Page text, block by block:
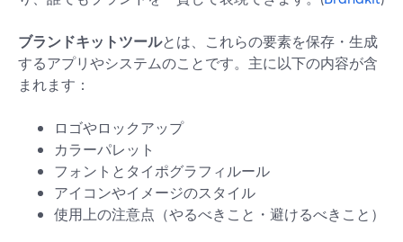
ブランドキットツールとは、これらの要素を保存・生成
するアプリやシステムのことです。主に以下の内容が含
まれます：
ロゴやロックアップ
カラーパレット
フォントとタイポグラフィルール
アイコンやイメージのスタイル
使用上の注意点（やるべきこと・避けるべきこと）